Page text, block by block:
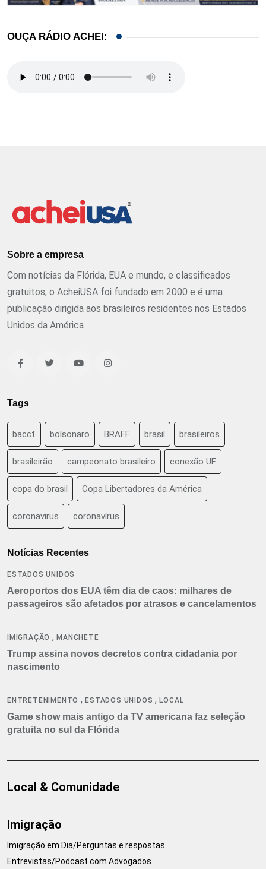
OUÇA RÁDIO ACHEI:
Sobre a empresa
Com notícias da Flórida, EUA e mundo, e classificados
gratuitos, o AcheiUSA foi fundado em 2000 e é uma
publicação dirigida aos brasileiros residentes nos Estados
Unidos da América
Tags
baccf bolsonaro BRAFF brasil brasileiros
brasileirão campeonato brasileiro conexão UF
copa do brasil Copa Libertadores da América
coronavirus coronavírus
Notícias Recentes
ESTADOS UNIDOS
Aeroportos dos EUA têm dia de caos: milhares de
passageiros são afetados por atrasos e cancelamentos
IMIGRAÇÃO ,MANCHETE
Trump assina novos decretos contra cidadania por
nascimento
ENTRETENIMENTO ,ESTADOS UNIDOS ,LOCAL
Game show mais antigo da TV americana faz seleção
gratuita no sul da Flórida
Local & Comunidade
Imigração
Imigração em Dia/Perguntas e respostas
Entrevistas/Podcast com Advogados